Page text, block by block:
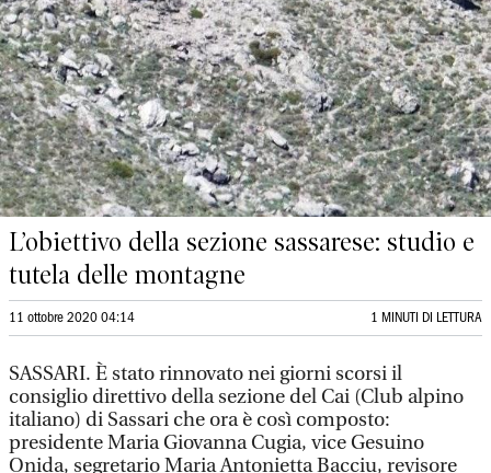
L’obiettivo della sezione sassarese: studio e
tutela delle montagne
11 ottobre 2020 04:14 1 MINUTI DI LETTURA
SASSARI. È stato rinnovato nei giorni scorsi il
consiglio direttivo della sezione del Cai (Club alpino
italiano) di Sassari che ora è così composto:
presidente Maria Giovanna Cugia, vice Gesuino
Onida, segretario Maria Antonietta Bacciu, revisore